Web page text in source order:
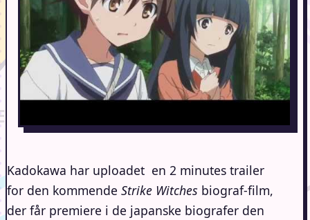
Kadokawa har uploadet en 2 minutes trailer
for den kommende Strike Witches biograf-film,
der får premiere i de japanske biografer den